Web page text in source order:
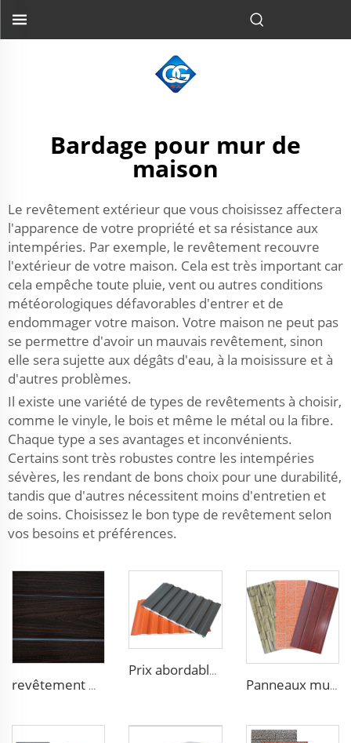
Bardage pour mur de
maison
Le revêtement extérieur que vous choisissez affectera
l'apparence de votre propriété et sa résistance aux
intempéries. Par exemple, le revêtement recouvre
l'extérieur de votre maison. Cela est très important car
cela empêche toute pluie, vent ou autres conditions
météorologiques défavorables d'entrer et de
endommager votre maison. Votre maison ne peut pas
se permettre d'avoir un mauvais revêtement, sinon
elle sera sujette aux dégâts d'eau, à la moisissure et à
d'autres problèmes.
Il existe une variété de types de revêtements à choisir,
comme le vinyle, le bois et même le métal ou la fibre.
Chaque type a ses avantages et inconvénients.
Certains sont très robustes contre les intempéries
sévères, les rendant de bons choix pour une durabilité,
tandis que d'autres nécessitent moins d'entretien et
de soins. Choisissez le bon type de revêtement selon
vos besoins et préférences.
revêtement métallique de 16 mm - Panneau mural isolé en polyuréthane pour maisons et bâtiments au Chili
Prix abordable Panneau sandwich en aluminium isolant avec mousse de polyuréthane pour toit
Panneaux muraux extérieurs en brique, panneaux sandwich à mousse de polyuréthane isolants, bardage métallique PU isolant pour maison extérieure